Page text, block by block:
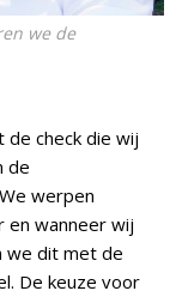
we de
check die wij
de
werpen
en wanneer wij
we dit met de
De keuze voor